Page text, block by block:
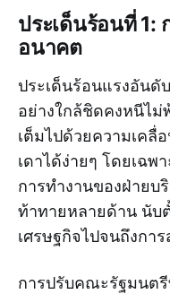
ประเด็นร้อนที่ 1:
อนาคต
ประเด็นร้อนแรงอัน
อย่างใกล้ชิดคงหนีไม่
เต็มไปด้วยความเคลื่
เดาได้ง่ายๆ โดยเฉพ
การทำงานของฝ่ายบ
ท้าทายหลายด้าน นับ
เศรษฐกิจไปจนถึงกา
การปรับคณะรัฐมนตรี